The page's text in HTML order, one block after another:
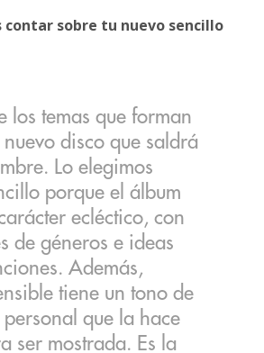
contar sobre tu nuevo sencillo
los temas que forman
disco que saldrá
Lo elegimos
porque el álbum
ecléctico, con
de géneros e ideas
Además,
tiene un tono de
que la hace
ser mostrada. Es la